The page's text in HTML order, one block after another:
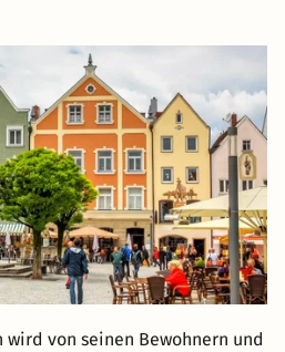
von seinen Bewohnern und